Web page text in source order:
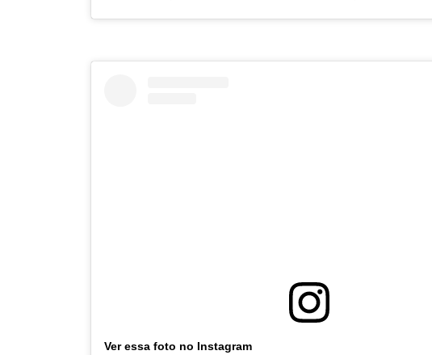
Ver essa foto no Instagram